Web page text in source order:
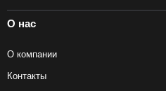
О нас
О компании
Контакты